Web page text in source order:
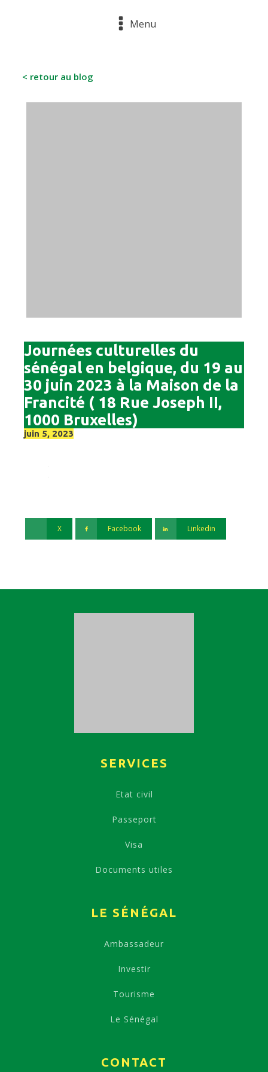
Menu
< retour au blog
Journées culturelles du
sénégal en belgique, du 19 au
30 juin 2023 à la Maison de la
Francité ( 18 Rue Joseph II,
1000 Bruxelles)
juin 5, 2023
X Facebook Linkedin
SERVICES
Etat civil
Passeport
Visa
Documents utiles
LE SÉNÉGAL
Ambassadeur
Investir
Tourisme
Le Sénégal
CONTACT